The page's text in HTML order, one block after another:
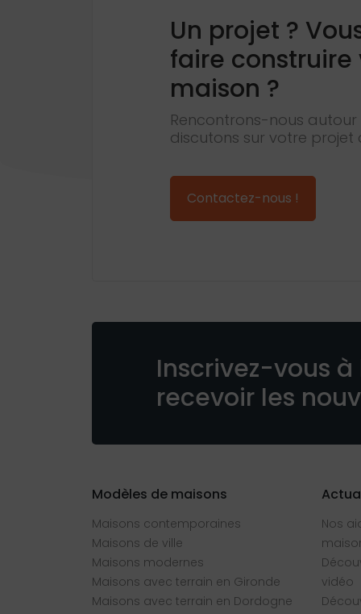
Un projet ?
faire construire
maison ?
Rencontrons-nous autour
discutons sur votre projet
Contactez-nous !
Inscrivez-vous
recevoir les
Modèles de maisons
Maisons contemporaines
Maisons de ville
Maisons modernes
Maisons avec terrain en Gironde
Maisons avec terrain en Dordogne
Nos
vidéo